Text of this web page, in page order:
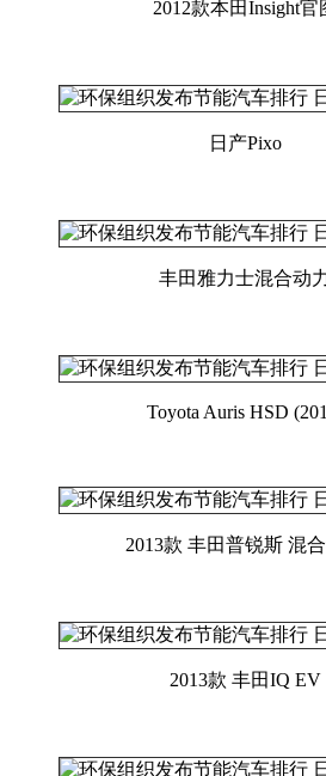
2012款本田Insight官
日产Pixo
丰田雅力士混合动
Toyota Auris HSD
2013款 丰田普锐斯 混
2013款 丰田IQ EV